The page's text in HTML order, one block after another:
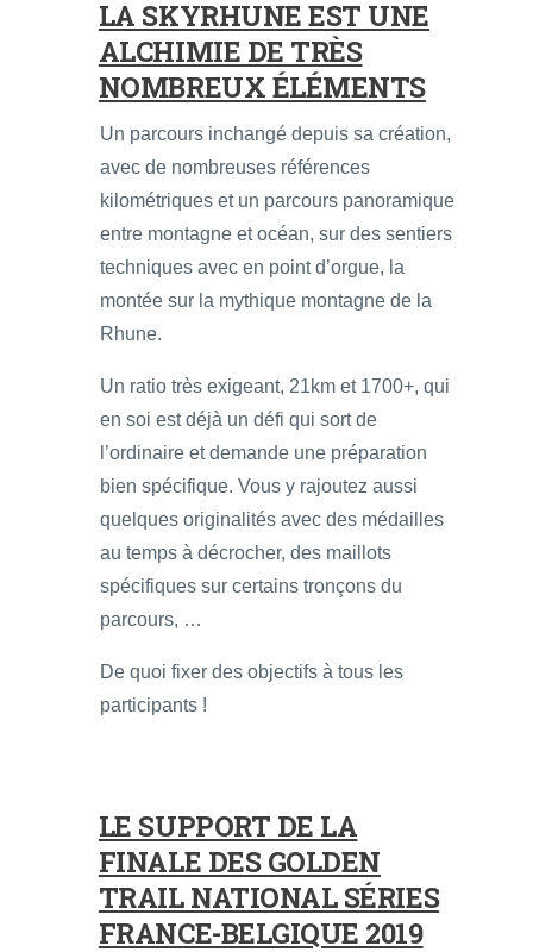
LA SKYRHUNE EST UNE
ALCHIMIE DE TRÈS
NOMBREUX ÉLÉMENTS
Un parcours inchangé depuis sa création,
avec de nombreuses références
kilométriques et un parcours panoramique
entre montagne et océan, sur des sentiers
techniques avec en point d’orgue, la
montée sur la mythique montagne de la
Rhune.
Un ratio très exigeant, 21km et 1700+, qui
en soi est déjà un défi qui sort de
l’ordinaire et demande une préparation
bien spécifique. Vous y rajoutez aussi
quelques originalités avec des médailles
au temps à décrocher, des maillots
spécifiques sur certains tronçons du
parcours, …
De quoi fixer des objectifs à tous les
participants !
LE SUPPORT DE LA
FINALE DES GOLDEN
TRAIL NATIONAL SÉRIES
FRANCE-BELGIQUE 2019